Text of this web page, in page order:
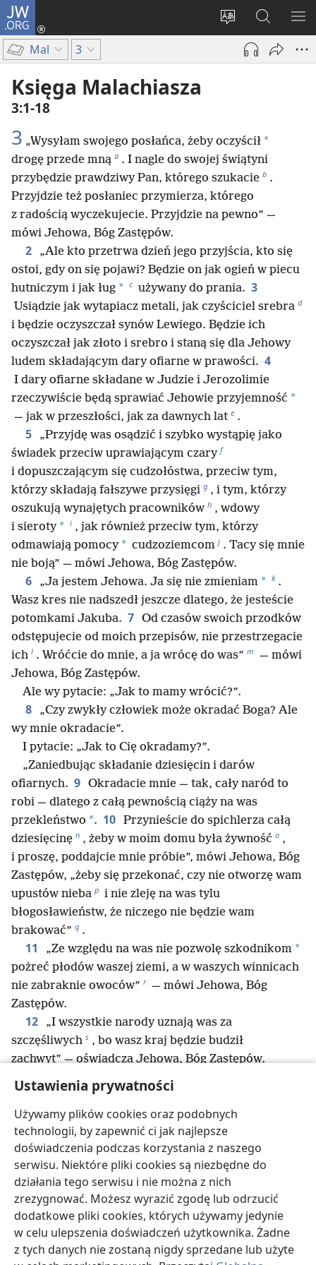
Ustawienia prywatności
Używamy plików cookies oraz podobnych
technologii, by zapewnić ci jak najlepsze
doświadczenia podczas korzystania z naszego
serwisu. Niektóre pliki cookies są niezbędne do
działania tego serwisu i nie można z nich
zrezygnować. Możesz wyrazić zgodę lub odrzucić
dodatkowe pliki cookies, których używamy jedynie
w celu ulepszenia doświadczeń użytkownika. Żadne
z tych danych nie zostaną nigdy sprzedane lub użyte
JW.ORG
Wybór
języka
Logowanie
(opens
window)
Szukaj
na
JW.ORG
Mal 3
Księga Malachiasza
3:1-18
3 „Wysyłam swojego posłańca, żeby oczyścił *
drogę przede mną a . I nagle do swojej świątyni
przybędzie prawdziwy Pan, którego szukacie b .
Przyjdzie też posłaniec przymierza, którego
z radością wyczekujecie. Przyjdzie na pewno” —
mówi Jehowa, Bóg Zastępów.
2
„Ale kto przetrwa dzień jego przyjścia, kto się
ostoi, gdy on się pojawi? Będzie on jak ogień w piecu
hutniczym i jak ług * c używany do prania. 3
Usiądzie jak wytapiacz metali, jak czyściciel srebra d
i będzie oczyszczał synów Lewiego. Będzie ich
oczyszczał jak złoto i srebro i staną się dla Jehowy
ludem składającym dary ofiarne w prawości. 4
I dary ofiarne składane w Judzie i Jerozolimie
rzeczywiście będą sprawiać Jehowie przyjemność *
— jak w przeszłości, jak za dawnych lat e .
5
„Przyjdę was osądzić i szybko wystąpię jako
świadek przeciw uprawiającym czary f
i dopuszczającym się cudzołóstwa, przeciw tym,
którzy składają fałszywe przysięgi g , i tym, którzy
oszukują wynajętych pracowników h , wdowy
i sieroty * i , jak również przeciw tym, którzy
odmawiają pomocy * cudzoziemcom j . Tacy się mnie
nie boją” — mówi Jehowa, Bóg Zastępów.
6 „Ja jestem Jehowa. Ja się nie zmieniam * k .
Wasz kres nie nadszedł jeszcze dlatego, że jesteście
potomkami Jakuba. 7 Od czasów swoich przodków
odstępujecie od moich przepisów, nie przestrzegacie
ich l . Wróćcie do mnie, a ja wrócę do was” m — mówi
Jehowa, Bóg Zastępów.
Ale wy pytacie: „Jak to mamy wrócić?”.
8
„Czy zwykły człowiek może okradać Boga? Ale
wy mnie okradacie”.
I pytacie: „Jak to Cię okradamy?”.
„Zaniedbując składanie dziesięcin i darów
ofiarnych. 9 Okradacie mnie — tak, cały naród to
robi — dlatego z całą pewnością ciąży na was
przekleństwo *. 10 Przynieście do spichlerza całą
dziesięcinę n , żeby w moim domu była żywność o ,
i proszę, poddajcie mnie próbie”, mówi Jehowa, Bóg
Zastępów, „żeby się przekonać, czy nie otworzę wam
upustów nieba p i nie zleję na was tylu
błogosławieństw, że niczego nie będzie wam
brakować” q .
11 „Ze względu na was nie pozwolę szkodnikom *
pożreć płodów waszej ziemi, a w waszych winnicach
nie zabraknie owoców” r — mówi Jehowa, Bóg
Zastępów.
12
„I wszystkie narody uznają was za
szczęśliwych s , bo wasz kraj będzie budził
zachwyt” — oświadcza Jehowa, Bóg Zastępów.
„Wypowiadacie przeciwko mnie harde
słowa” — mówi Jehowa.
Ale pytacie: „Co takiego mówimy między sobą
przeciwko Tobie?” t .
14 „Mówicie: ‚Nie warto służyć Bogu u . Co nam
z tego, że wypełniamy obowiązki wobec Jehowy,
Boga Zastępów, i że chodzimy smutni? 15
nas to zuchwali są szczęśliwi. Dobrze się wiedzie
postępującym niegodziwie v . Ośmielają się
wystawiać Boga na próbę i uchodzi im to płazem’”.
16 W tym samym czasie również bojący się